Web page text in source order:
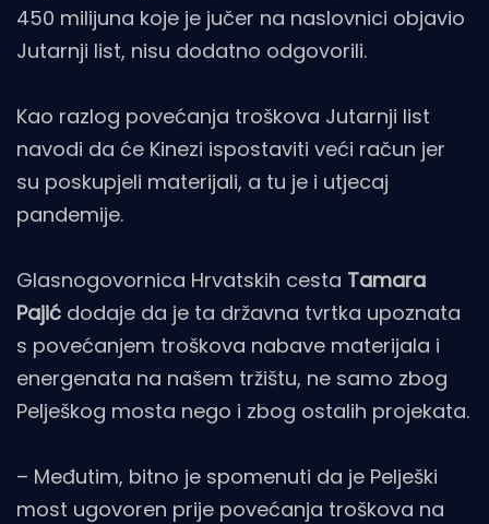
450 milijuna koje je jučer na naslovnici objavio
Jutarnji list, nisu dodatno odgovorili.
Kao razlog povećanja troškova Jutarnji list
navodi da će Kinezi ispostaviti veći račun jer
su poskupjeli materijali, a tu je i utjecaj
pandemije.
Glasnogovornica Hrvatskih cesta Tamara
Pajić dodaje da je ta državna tvrtka upoznata
s povećanjem troškova nabave materijala i
energenata na našem tržištu, ne samo zbog
Pelješkog mosta nego i zbog ostalih projekata.
– Međutim, bitno je spomenuti da je Pelješki
most ugovoren prije povećanja troškova na